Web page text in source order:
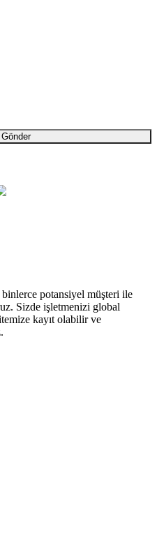
binlerce potansiyel müşteri ile
Sizde işletmenizi global
kayıt olabilir ve